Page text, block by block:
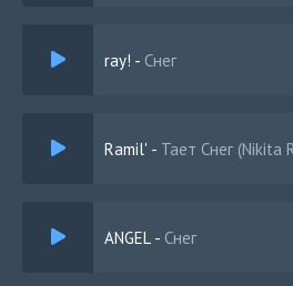
ray! - Снег
Ramil' - Тает Снег (Nikita
ANGEL - Снег